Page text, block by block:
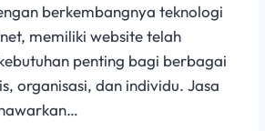
berkembangnya teknologi
memiliki website telah
penting bagi berbagai
organisasi, dan individu. Jasa